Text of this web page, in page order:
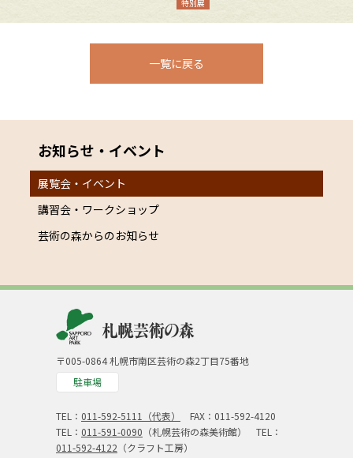
特別展
一覧に戻る
お知らせ・イベント
展覧会・イベント
講習会・ワークショップ
芸術の森からのお知らせ
〒005-0864 札幌市南区芸術の森2丁目75番地
駐車場
TEL： 011-592-5111（代表）
FAX：011-592-4120
TEL： 011-591-0090 （札幌芸術の森美術館） TEL：
011-592-4122 （クラフト工房）